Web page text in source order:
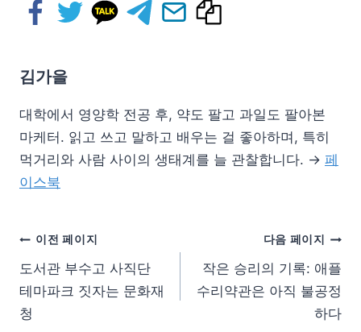
김가을
대학에서 영양학 전공 후, 약도 팔고 과일도 팔아본
마케터. 읽고 쓰고 말하고 배우는 걸 좋아하며, 특히
먹거리와 사람 사이의 생태계를 늘 관찰합니다. → 페
이스북
이전 페이지
도서관 부수고 사직단
테마파크 짓자는 문화재
청
다음 페이지
작은 승리의 기록: 애플
수리약관은 아직 불공정
하다